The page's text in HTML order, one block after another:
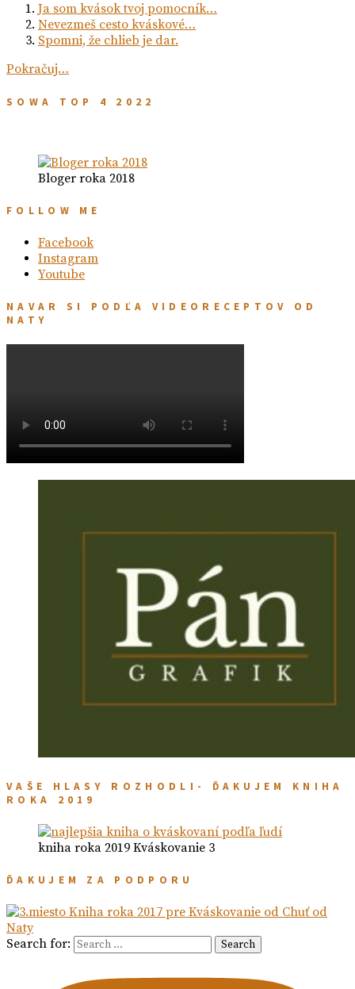
Ja som kvások tvoj pomocník…
Nevezmeš cesto kváskové…
Spomni, že chlieb je dar.
Pokračuj…
SOWA TOP 4 2022
Bloger roka 2018
FOLLOW ME
Facebook
Instagram
Youtube
NAVAR SI PODĽA VIDEORECEPTOV OD
NATY
VAŠE HLASY ROZHODLI- ĎAKUJEM KNIHA
ROKA 2019
kniha roka 2019 Kváskovanie 3
ĎAKUJEM ZA PODPORU
Search for: Search